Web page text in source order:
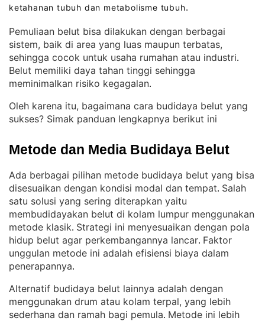
ketahanan tubuh dan metabolisme tubuh.
Pemuliaan belut bisa dilakukan dengan berbagai
sistem, baik di area yang luas maupun terbatas,
sehingga cocok untuk usaha rumahan atau industri
Belut memiliki daya tahan tinggi sehingga
meminimalkan risiko kegagalan.
Oleh karena itu, bagaimana cara budidaya belut yang
sukses? Simak panduan lengkapnya berikut ini
Metode dan Media Budidaya Belut
Ada berbagai pilihan metode budidaya belut yang bisa
disesuaikan dengan kondisi modal dan tempat. Salah
satu solusi yang sering diterapkan yaitu
membudidayakan belut di kolam lumpur menggunakan
metode klasik. Strategi ini menyesuaikan dengan pola
hidup belut agar perkembangannya lancar. Faktor
unggulan metode ini adalah efisiensi biaya dalam
penerapannya.
Alternatif budidaya belut lainnya adalah dengan
menggunakan drum atau kolam terpal, yang lebih
sederhana dan ramah bagi pemula. Metode ini lebih